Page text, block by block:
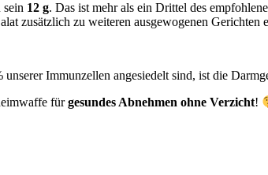
sein 12 g. Das ist mehr als ein Drittel des
zusätzlich zu weiteren ausgewogenen Gerichten
Immunzellen angesiedelt sind, ist die
fürgesundes Abnehmen ohne Verzicht!